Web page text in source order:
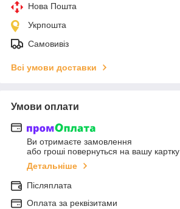
Нова Пошта
Укрпошта
Самовивіз
Всі умови доставки
Умови оплати
Ви отримаєте замовлення
або гроші повернуться на вашу картку
Детальніше
Післяплата
Оплата за реквізитами